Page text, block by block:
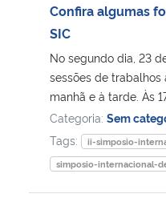
Advocacia-Geral da União
Banco Central do Brasil
Confira algumas
SIC
No segundo dia, 23
sessões de
manhã e à tarde. Às
Categoria: Sem
Tags:
ii-simposio-
simposio-internacional-